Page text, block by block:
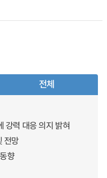
전체
강력 대응 의지 밝혀
전망
향